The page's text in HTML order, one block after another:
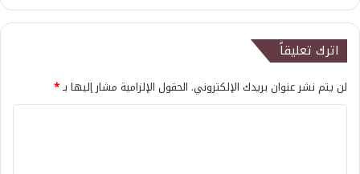
اترك تعليقاً
لن يتم نشر عنوان بريدك الإلكتروني. الحقول الإلزامية مشار إليها بـ*